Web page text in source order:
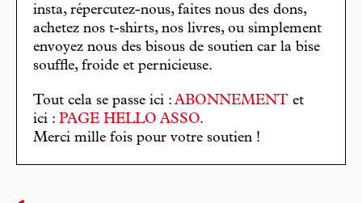
insta, répercutez-nous, faites nous des dons,
achetez nos t-shirts, nos livres, ou simplement
envoyez nous des bisous de soutien car la bise
souffle, froide et pernicieuse.
Tout cela se passe ici : ABONNEMENT et
ici : PAGE HELLO ASSO.
Merci mille fois pour votre soutien !